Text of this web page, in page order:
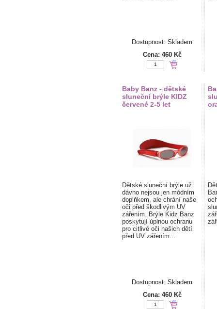
Dostupnost: Skladem
Cena: 460 Kč
Baby Banz - dětské
sluneční brýle KIDZ
červené 2-5 let
Dětské sluneční brýle už
dávno nejsou jen módním
doplňkem, ale chrání naše
oči před škodlivým UV
zářením. Brýle Kidz Banz
poskytují úplnou ochranu
pro citlivé oči našich dětí
před UV zářením...
Dostupnost: Skladem
Cena: 460 Kč